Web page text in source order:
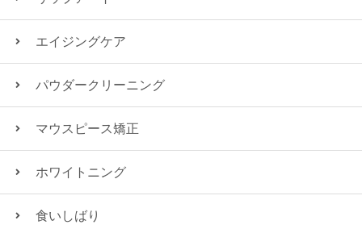
エイジングケア
パウダークリーニング
マウスピース矯正
ホワイトニング
食いしばり